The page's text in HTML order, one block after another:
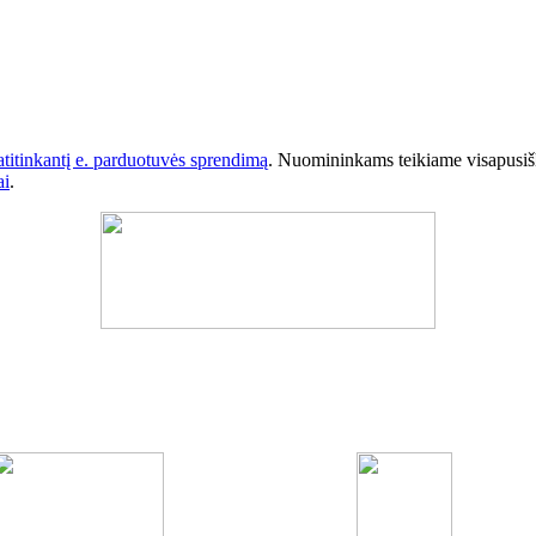
e. parduotuvės sprendimą. Nuomininkams teikiame
.